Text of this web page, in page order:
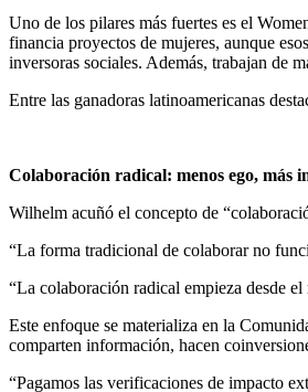
Uno de los pilares más fuertes es el
financia proyectos de mujeres, aunque
inversoras sociales. Además, trabajan de
Entre las ganadoras latinoamericanas
Colaboración radical: menos ego, más
Wilhelm acuñó el concepto de
“La forma tradicional de colaborar no
“La colaboración radical empieza desde
Este enfoque se materializa en la
comparten información, hacen
“Pagamos las verificaciones de impacto